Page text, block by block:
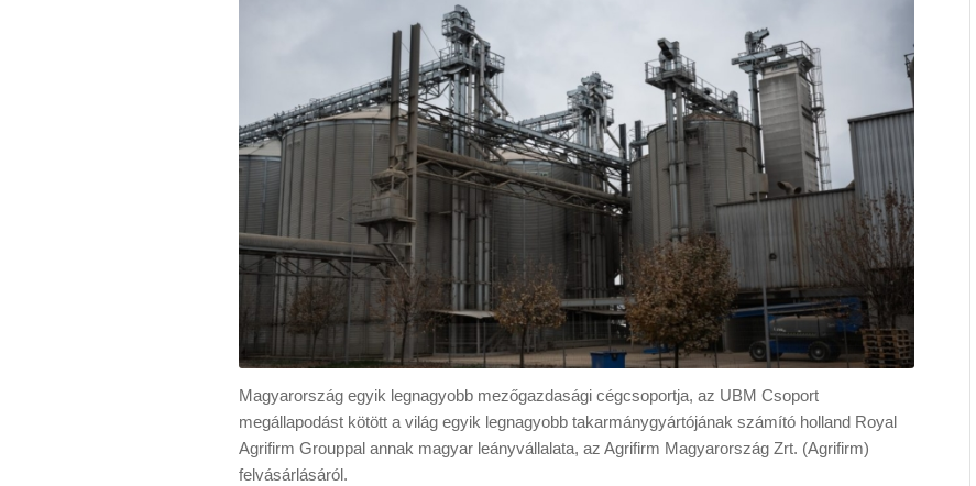
Magyarország egyik legnagyobb mezőgazdasági cégcsoportja, az UBM Csoport
megállapodást kötött a világ egyik legnagyobb takarmánygyártójának számító holland Royal
Agrifirm Grouppal annak magyar leányvállalata, az Agrifirm Magyarország Zrt. (Agrifirm)
felvásárlásáról.